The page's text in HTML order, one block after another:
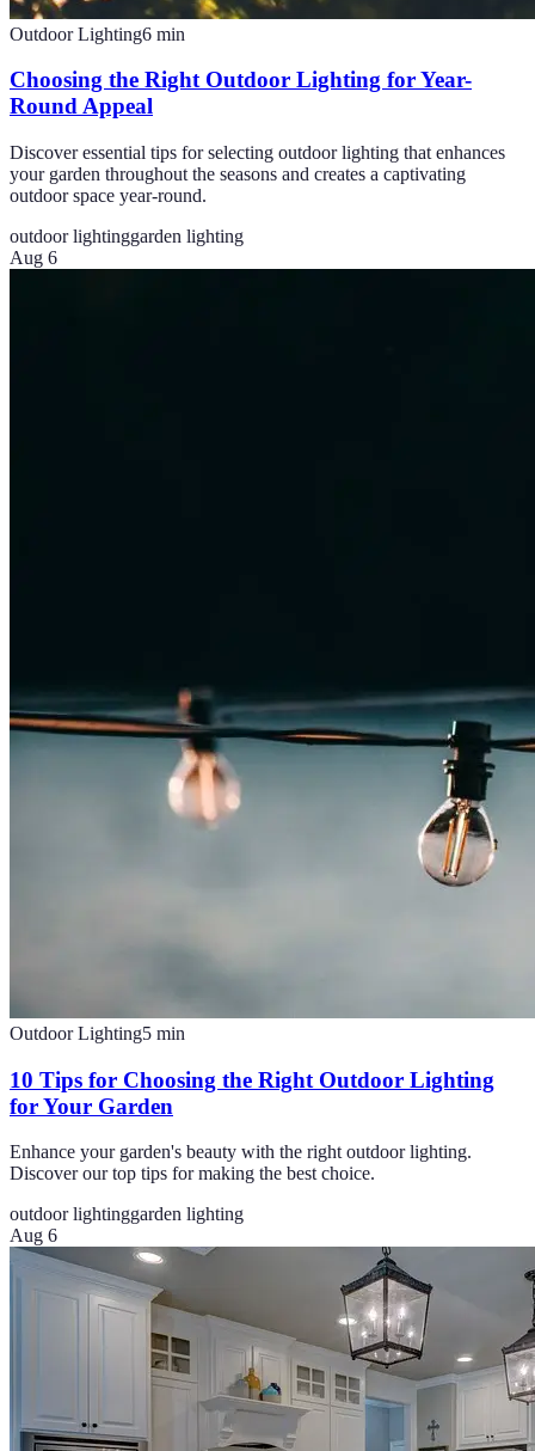
Outdoor Lighting6 min
Choosing the Right Outdoor Lighting for Year-
Round Appeal
Discover essential tips for selecting outdoor lighting that enhances
your garden throughout the seasons and creates a captivating
outdoor space year-round.
outdoor lightinggarden lighting
Aug 6
Outdoor Lighting5 min
10 Tips for Choosing the Right Outdoor Lighting
for Your Garden
Enhance your garden's beauty with the right outdoor lighting.
Discover our top tips for making the best choice.
outdoor lightinggarden lighting
Aug 6